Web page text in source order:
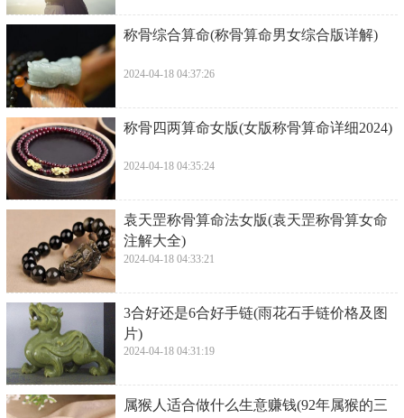
​称骨综合算命(称骨算命男女综合版详解)
2024-04-18 04:37:26
​称骨四两算命女版(女版称骨算命详细2024)
2024-04-18 04:35:24
​袁天罡称骨算命法女版(袁天罡称骨算女命
注解大全)
2024-04-18 04:33:21
​3合好还是6合好手链(雨花石手链价格及图
片)
2024-04-18 04:31:19
​属猴人适合做什么生意赚钱(92年属猴的三